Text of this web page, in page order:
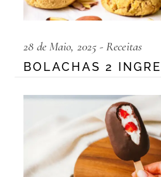
28 de Maio, 2025 Receitas
BOLACHAS 2